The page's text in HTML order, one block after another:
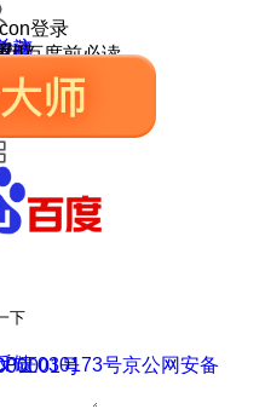
登录
注
藏
心
馈百度前必读
下
馈
证030173号
号